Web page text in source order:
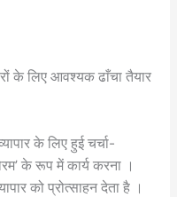
के लिए आवश्यक ढाँचा तैयार
के लिए हुई चर्चा-
के रूप में कार्य करना ।
को प्रोत्साहन देता है ।